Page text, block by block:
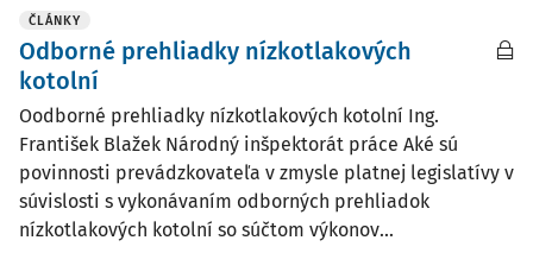
ČLÁNKY
Odborné prehliadky nízkotlakových
kotolní
Oodborné prehliadky nízkotlakových kotolní Ing.
František Blažek Národný inšpektorát práce Aké sú
povinnosti prevádzkovateľa v zmysle platnej legislatívy v
súvislosti s vykonávaním odborných prehliadok
nízkotlakových kotolní so súčtom výkonov...